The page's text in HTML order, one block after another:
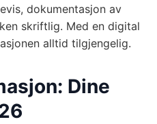
dokumentasjon av
skriftlig. Med en digital
alltid tilgjengelig.
Dine